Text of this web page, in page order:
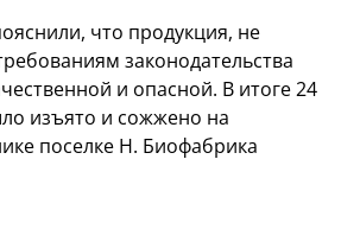
что продукция, не
законодательства
и опасной. В итоге 24
изъято и сожжено на
поселке Н. Биофабрика